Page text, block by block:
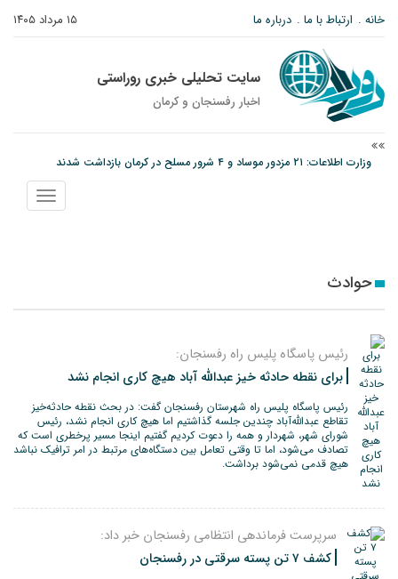
۱۵ مرداد ۱۴۰۵ خانه ارتباط با ما درباره ما
سایت تحلیلی خبری روراستی
اخبار رفسنجان و كرمان
توقیف خودروی حامل چوب جنگلی تاغ در رفسنجان
دادستان رفسنجان: رفع مشکلات ایستگاه راه‌آهن احمدآباد با قید فوریت پیگیری
نمایش
منو
حوادث
رئیس پاسگاه پلیس راه رفسنجان:
برای نقطه حادثه خیز عبدالله آباد هیچ کاری انجام نشد
رئیس پاسگاه پلیس راه شهرستان رفسنجان گفت: در بحث نقطه حادثه‌خیز
تقاطع عبدالله‌آباد چندین جلسه گذاشتیم اما هیچ کاری انجام نشد، رئیس
شورای شهر، شهردار و همه را دعوت کردیم گفتیم اینجا مسیر پرخطری است که
تصادف می‌شود، اما تا وقتی تعامل بین دستگاه‌های مرتبط در امر ترافیک نباشد
هیچ قدمی نمی‌شود برداشت.
سرپرست فرماندهی انتظامی رفسنجان خبر داد:
کشف ۷ تن پسته سرقتی در رفسنجان